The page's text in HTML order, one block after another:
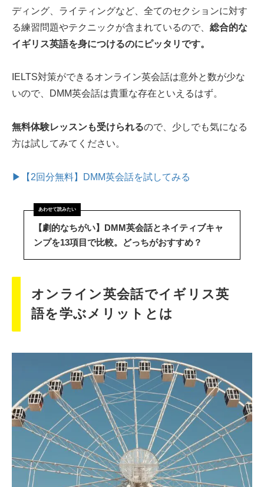
ディング、ライティングなど、全てのセクションに対す
る練習問題やテクニックが含まれているので、 総合的な
イギリス英語を身につけるのにピッタリです。
IELTS対策ができるオンライン英会話は意外と数が少な
いので、DMM英会話は貴重な存在といえるはず。
無料体験レッスンも受けられるので、少しでも気になる
方は試してみてください。
▶【2回分無料】DMM英会話を試してみる
【劇的なちがい】DMM英会話とネイティブキャ
ンプを13項目で比較。どっちがおすすめ？
オンライン英会話でイギリス英
語を学ぶメリットとは